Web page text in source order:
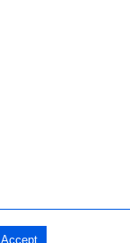
Accept